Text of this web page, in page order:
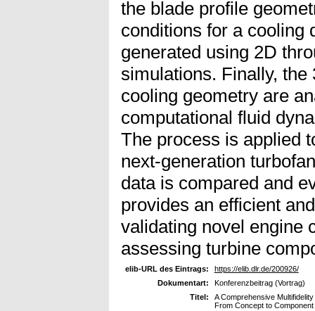
the blade profile
conditions for a cooling
generated using 2D
simulations. Finally, the
cooling geometry are
computational fluid
The process is applied
next-generation
data is compared and
provides an efficient
validating novel engine
assessing turbine
elib-URL des Eintrags:
https://elib.dlr.de/200926/
Dokumentart:
Konferenzbeitrag (Vortrag)
Titel:
A Comprehensive
From Concept to Component